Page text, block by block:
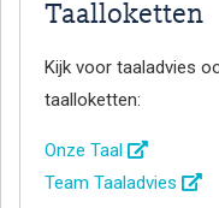
Taalloketten
Kijk voor taaladvies
taalloketten:
Onze Taal
Team Taaladvies